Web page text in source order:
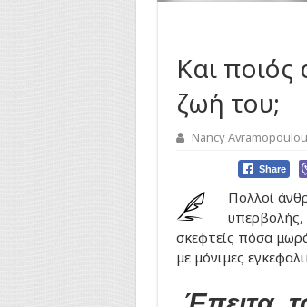
Και ποιός
ζωή του;
Nancy Avramopoulou
Share
Πολλοί
σκεφτείς πόσα
με μόνιμες